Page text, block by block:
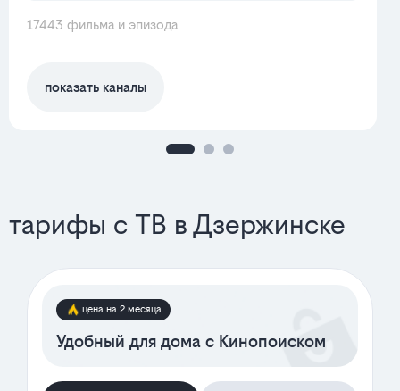
17443 фильма и эпизода
показать каналы
тарифы с ТВ в Дзержинске
цена на 2 месяца
Удобный для дома с Кинопоиском